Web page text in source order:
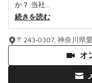
か？ 当社...
続きを読む
オ
〒243-0307, 神奈川県